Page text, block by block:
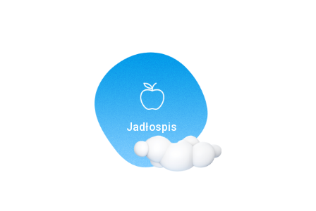
Jadłospis